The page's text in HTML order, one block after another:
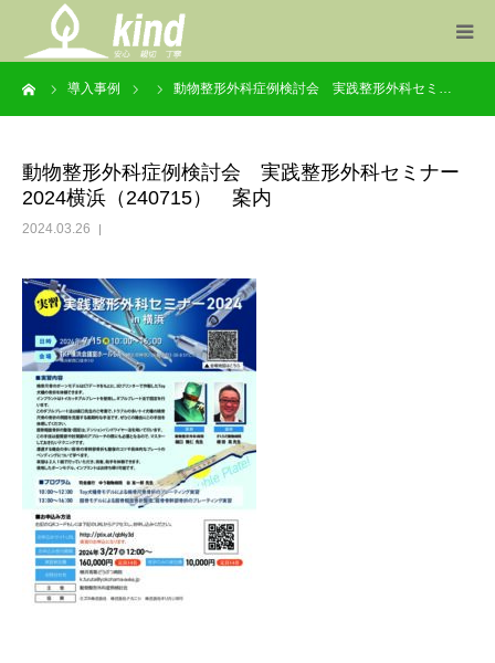
導入事例 動物整形外科症例検討会 実践整形外科セミ…
動物整形外科症例検討会 実践整形外科セミナー
2024横浜（240715） 案内
2024.03.26
事業案内
お知らせ
会社概要
お問い合わせ